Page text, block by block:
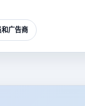
和广告商